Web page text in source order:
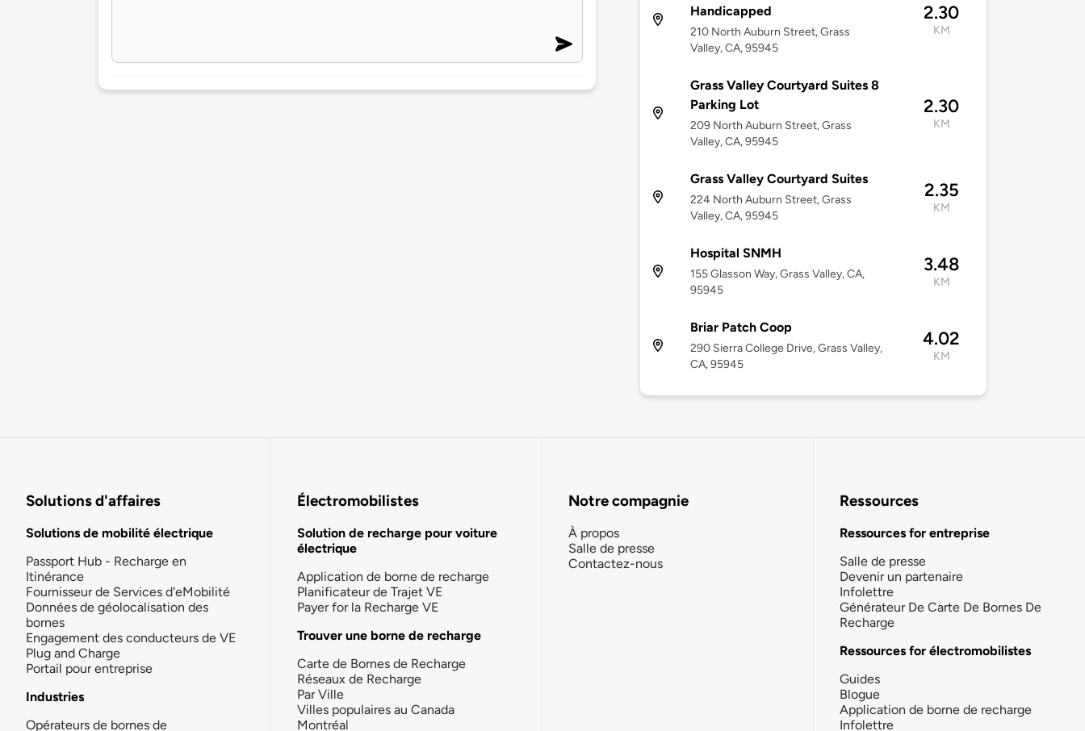
Handicapped
210 North Auburn Street, Grass
Valley, CA, 95945
2.30
KM
Grass Valley Courtyard Suites 8
Parking Lot
209 North Auburn Street, Grass
Valley, CA, 95945
2.30
KM
Grass Valley Courtyard Suites
224 North Auburn Street, Grass
Valley, CA, 95945
2.35
KM
Hospital SNMH
155 Glasson Way, Grass Valley, CA,
95945
3.48
KM
Briar Patch Coop
290 Sierra College Drive, Grass Valley,
CA, 95945
4.02
KM
Solutions d'affaires
Solutions de mobilité électrique
Passport Hub - Recharge en
Itinérance
Fournisseur de Services d'eMobilité
Données de géolocalisation des
bornes
Engagement des conducteurs de VE
Plug and Charge
Portail pour entreprise
Industries
Opérateurs de bornes de
Électromobilistes
Solution de recharge pour voiture
électrique
Application de borne de recharge
Planificateur de Trajet VE
Payer for la Recharge VE
Trouver une borne de recharge
Carte de Bornes de Recharge
Réseaux de Recharge
Par Ville
Villes populaires au Canada
Montréal
Notre compagnie
À propos
Salle de presse
Contactez-nous
Ressources
Ressources for entreprise
Salle de presse
Devenir un partenaire
Infolettre
Générateur De Carte De Bornes De
Recharge
Ressources for électromobilistes
Guides
Blogue
Application de borne de recharge
Infolettre